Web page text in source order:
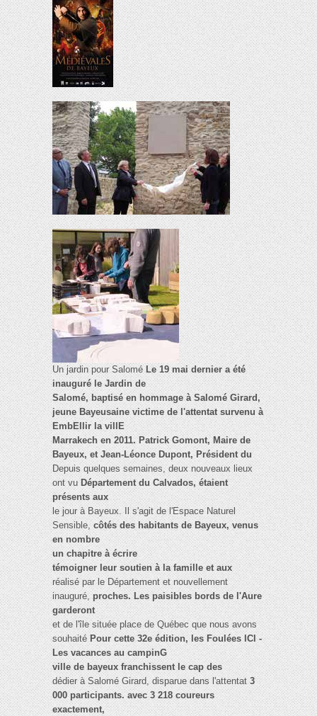
Un jardin pour SaloméLe 19 mai dernier a été
inauguré le Jardin de
Salomé, baptisé en hommage à Salomé Girard,
jeune Bayeusaine victime de l'attentat survenu à
EmbEllir la villE
Marrakech en 2011. Patrick Gomont, Maire de
Bayeux, et Jean-Léonce Dupont, Président du
Depuis quelques semaines, deux nouveaux lieux
ont vuDépartement du Calvados, étaient
présents aux
le jour à Bayeux. Il s'agit de l'Espace Naturel
Sensible,côtés des habitants de Bayeux, venus
en nombre
un chapitre à écrire
témoigner leur soutien à la famille et aux
réalisé par le Département et nouvellement
inauguré,proches. Les paisibles bords de l'Aure
garderont
et de l'île située place de Québec que nous avons
souhaitéPour cette 32e édition, les Foulées lCl -
Les vacances au campinG
ville de bayeux franchissent le cap des
dédier à Salomé Girard, disparue dans l'attentat3
000 participants. avec 3 218 coureurs
exactement,